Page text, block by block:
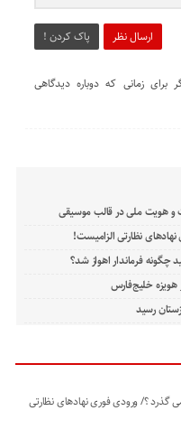
ارسال نظر پاک کردن !
زمانی که دوباره دیدگاهی
و هویت ملی در قالب موسیقی
نظارتی الزامیست!
فرماندار اهواز شد؟
هویزه خلیج‌فارس
گذرد ؟/ ورودی فوری نهادهای نظارتی